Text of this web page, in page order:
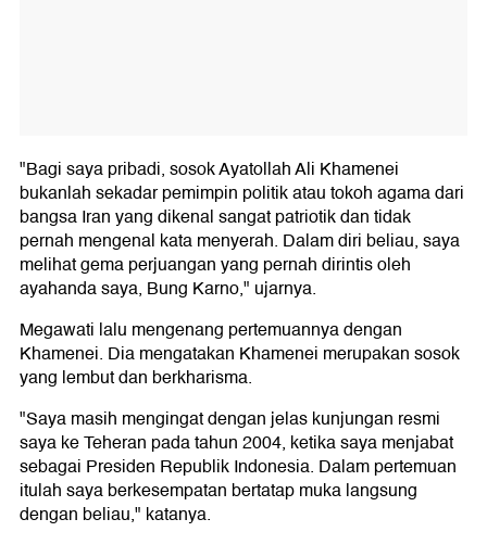
"Bagi saya pribadi, sosok Ayatollah Ali Khamenei
bukanlah sekadar pemimpin politik atau tokoh agama dari
bangsa Iran yang dikenal sangat patriotik dan tidak
pernah mengenal kata menyerah. Dalam diri beliau, saya
melihat gema perjuangan yang pernah dirintis oleh
ayahanda saya, Bung Karno," ujarnya.
Megawati lalu mengenang pertemuannya dengan
Khamenei. Dia mengatakan Khamenei merupakan sosok
yang lembut dan berkharisma.
"Saya masih mengingat dengan jelas kunjungan resmi
saya ke Teheran pada tahun 2004, ketika saya menjabat
sebagai Presiden Republik Indonesia. Dalam pertemuan
itulah saya berkesempatan bertatap muka langsung
dengan beliau," katanya.